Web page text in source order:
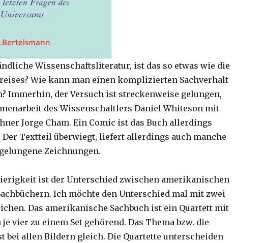
Wissenschaftsliteratur, ist das so etwas wie die
Wie kann man einen komplizierten Sachverhalt
Immerhin, der Versuch ist streckenweise gelungen,
des Wissenschaftlers Daniel Whiteson mit
Jorge Cham. Ein Comic ist das Buch allerdings
Textteil überwiegt, liefert allerdings auch manche
Zeichnungen.
ist der Unterschied zwischen amerikanischen
Ich möchte den Unterschied mal mit zwei
Das amerikanische Sachbuch ist ein Quartett mit
je vier zu einem Set gehörend. Das Thema bzw. die
bei allen Bildern gleich. Die Quartette unterscheiden